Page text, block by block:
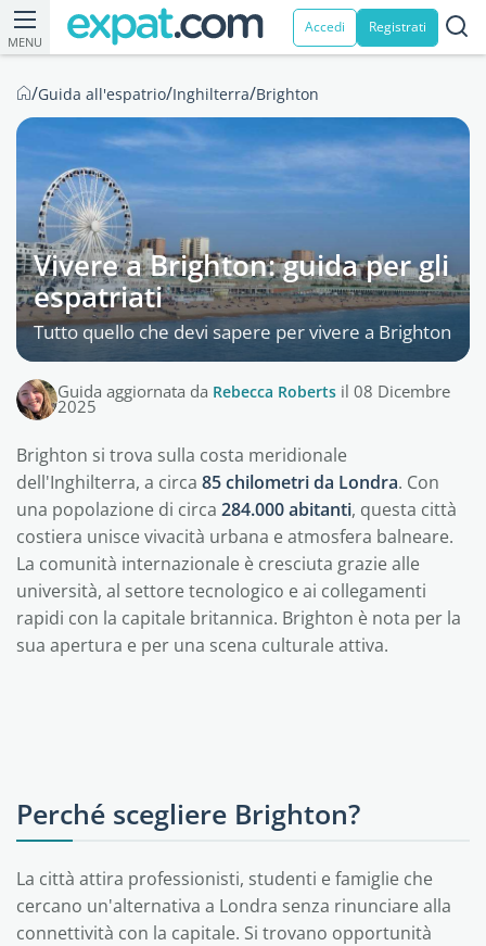
MENU
Accedi Registrati
/Guida all'espatrio/Inghilterra/Brighton
Vivere a Brighton: guida per gli
espatriati
Tutto quello che devi sapere per vivere a Brighton
Guida aggiornata da Rebecca Roberts il 08 Dicembre
2025
Brighton si trova sulla costa meridionale
dell'Inghilterra, a circa 85 chilometri da Londra. Con
una popolazione di circa 284.000 abitanti, questa città
costiera unisce vivacità urbana e atmosfera balneare.
La comunità internazionale è cresciuta grazie alle
università, al settore tecnologico e ai collegamenti
rapidi con la capitale britannica. Brighton è nota per la
sua apertura e per una scena culturale attiva.
Perché scegliere Brighton?
La città attira professionisti, studenti e famiglie che
cercano un'alternativa a Londra senza rinunciare alla
connettività con la capitale. Si trovano opportunità